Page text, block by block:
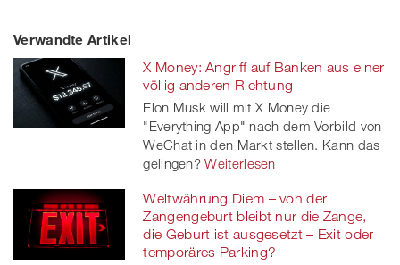
Share
on
Facebook
Twe
on
twitt
er
Share
linkedin
Share
Xing
Verwandte Artikel
X Money: Angriff auf Banken aus einer
völlig anderen Richtung
Elon Musk will mit X Money die
"Everything App" nach dem Vorbild von
WeChat in den Markt stellen. Kann das
gelingen? Weiterlesen
Weltwährung Diem – von der
Zangengeburt bleibt nur die Zange,
die Geburt ist ausgesetzt – Exit oder
temporäres Parking?